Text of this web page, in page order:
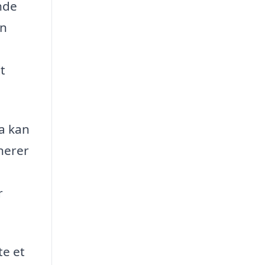
kan
et